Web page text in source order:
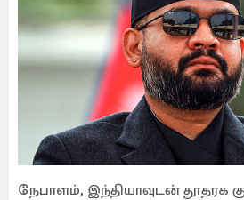
நேபாளம், இந்தியாவுடன் தூதரக